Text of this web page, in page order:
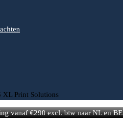
Print Solutions
vanaf €290 excl. btw naar NL en BE